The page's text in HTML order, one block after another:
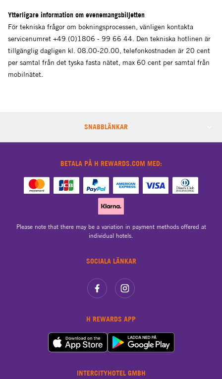
Ytterligare information om evenemangsbiljetten
För tekniska frågor om bokningsprocessen, vänligen kontakta
servicenumret +49 (0)1806 - 99 66 44. Den tekniska hotlinen är
tillgänglig dagligen kl. 08.00-20.00, telefonkostnaden är 20 cent
per samtal från det tyska fasta nätet, max 60 cent per samtal från
mobilnätet.
SNABBLÄNKAR
SOCIALA LÄNKAR
H REWARDS APP
INTERCITYHOTEL GMBH
BETALA PÅ H REWARDS.COM MED:
Please note that there may be a variation in payment methods offered at
individual hotels.